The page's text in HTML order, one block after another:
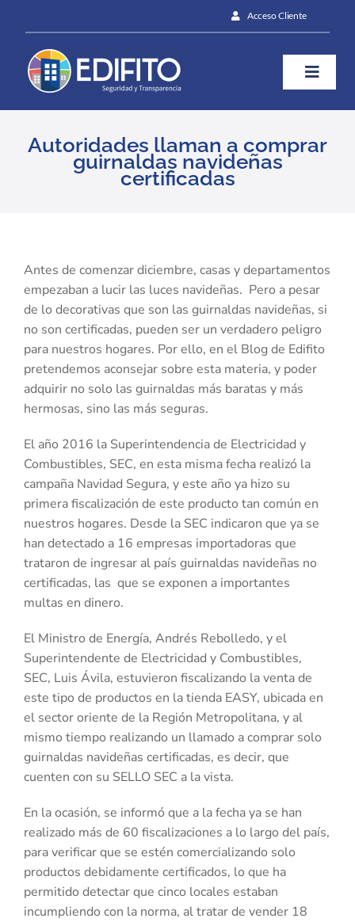
content
Acceso Cliente
Toggle
Contáctanos
Autoridades llaman a comprar
guirnaldas navideñas
certificadas
Larger
Image
Antes de comenzar diciembre, casas y departamentos
empezaban a lucir las luces navideñas. Pero a pesar
de lo decorativas que son las guirnaldas navideñas, si
no son certificadas, pueden ser un verdadero peligro
para nuestros hogares. Por ello, en el Blog de Edifito
pretendemos aconsejar sobre esta materia, y poder
adquirir no solo las guirnaldas más baratas y más
hermosas, sino las más seguras.
El año 2016 la Superintendencia de Electricidad y
Combustibles, SEC, en esta misma fecha realizó la
campaña Navidad Segura, y este año ya hizo su
primera fiscalización de este producto tan común en
nuestros hogares. Desde la SEC indicaron que ya se
han detectado a 16 empresas importadoras que
trataron de ingresar al país guirnaldas navideñas no
certificadas, las que se exponen a importantes
multas en dinero.
El Ministro de Energía, Andrés Rebolledo, y el
Superintendente de Electricidad y Combustibles,
SEC, Luis Ávila, estuvieron fiscalizando la venta de
este tipo de productos en la tienda EASY, ubicada en
el sector oriente de la Región Metropolitana, y al
mismo tiempo realizando un llamado a comprar solo
guirnaldas navideñas certificadas, es decir, que
cuenten con su SELLO SEC a la vista.
En la ocasión, se informó que a la fecha ya se han
realizado más de 60 fiscalizaciones a lo largo del país,
para verificar que se estén comercializando solo
productos debidamente certificados, lo que ha
permitido detectar que cinco locales estaban
incumpliendo con la norma, al tratar de vender 18